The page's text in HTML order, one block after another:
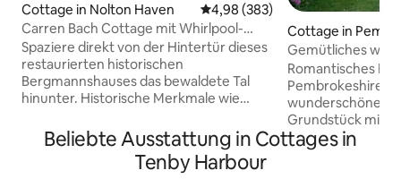
Cottage in Nolton Haven Durchschnittliche Bewertung:
4,98 (383)
Carren Bach Cottage mit Whirlpool-
Hütte und Grillterrasse
Spaziere direkt von der Hintertür dieses
restaurierten historischen
Bergmannshauses das bewaldete Tal
hinunter. Historische Merkmale wie
Decken treffen auf moderne
Annehmlichkeiten wie
Fußbodenheizung und eine
Cottage in
Gemütliches
idyllischem 3
Grundstück
Romantisches
Pembrokeshire
wunderschönen
Grundstück mit
Schwimmteich
Spielzimmer und
Beliebte Ausstattung in Cottages in
Tenby Harbour